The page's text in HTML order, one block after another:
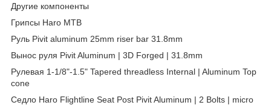
Другие компоненты
Грипсы Haro MTB
Руль Pivit aluminum 25mm riser bar 31.8mm
Вынос руля Pivit Aluminum | 3D Forged | 31.8mm
Рулевая 1-1/8"-1.5" Tapered threadless Internal | Aluminum Top
cone
Седло Haro Flightline Seat Post Pivit Aluminum | 2 Bolts | micro